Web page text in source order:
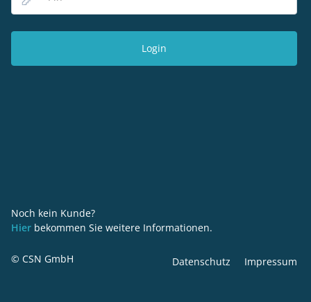
Login
Noch kein Kunde?
Hier bekommen Sie weitere Informationen.
© CSN GmbH Datenschutz Impressum